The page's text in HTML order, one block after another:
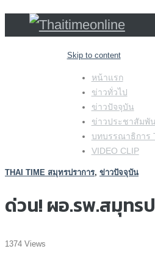
Skip to content
หน้าแรก
ข่าวทั่วไป
ข่าวปัจจุบัน
ข่าวประชาสัมพั
บทบรรณาธิการ
VIDEO CLIP
THAI TIME สมุทรปราการ, ข่าวปัจจุบัน
ด่วน! ผอ.รพ.สมุทร
1374 Views